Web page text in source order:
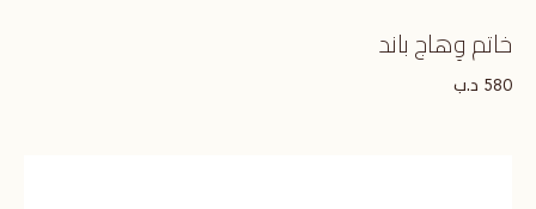
خاتم وِهاج باند
580 د.ب